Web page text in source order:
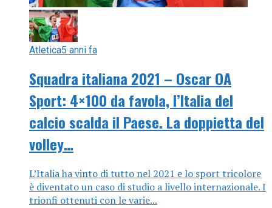
Atletica5 anni fa
Squadra italiana 2021 – Oscar OA
Sport: 4×100 da favola, l’Italia del
calcio scalda il Paese. La doppietta del
volley…
L’Italia ha vinto di tutto nel 2021 e lo sport tricolore
è diventato un caso di studio a livello internazionale. I
trionfi ottenuti con le varie...